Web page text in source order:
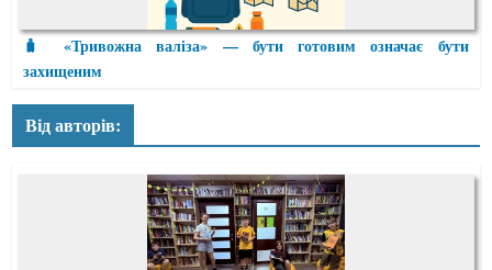
🧳 «Тривожна валіза» — бути готовим означає бути
захищеним
Від авторів: